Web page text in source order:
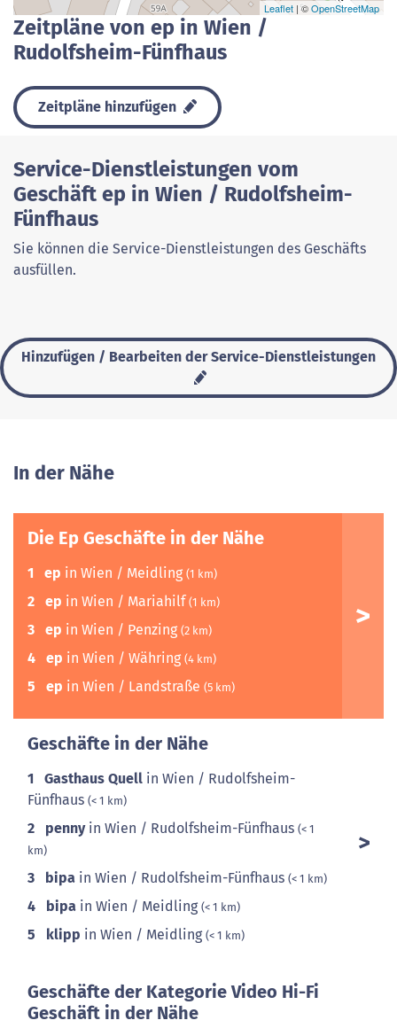
Leaflet | ©OpenStreetMap
Zeitpläne von ep in Wien /
Rudolfsheim-Fünfhaus
Zeitpläne hinzufügen
Service-Dienstleistungen vom
Geschäft ep in Wien / Rudolfsheim-
Fünfhaus
Sie können die Service-Dienstleistungen des Geschäfts
ausfüllen.
Hinzufügen / Bearbeiten der Service-Dienstleistungen
In der Nähe
Die Ep Geschäfte in der Nähe
1 ep in Wien / Meidling (1 km)
2 ep in Wien / Mariahilf (1 km)
3 ep in Wien / Penzing (2 km)
4 ep in Wien / Währing (4 km)
5 ep in Wien / Landstraße (5 km)
Geschäfte in der Nähe
1 Gasthaus Quell in Wien / Rudolfsheim-
Fünfhaus (< 1 km)
2 pennyin Wien / Rudolfsheim-Fünfhaus (< 1
km)
3 bipa in Wien / Rudolfsheim-Fünfhaus (< 1 km)
4 bipa in Wien / Meidling (< 1 km)
5 klipp in Wien / Meidling (< 1 km)
Geschäfte der Kategorie Video Hi-Fi
Geschäft in der Nähe